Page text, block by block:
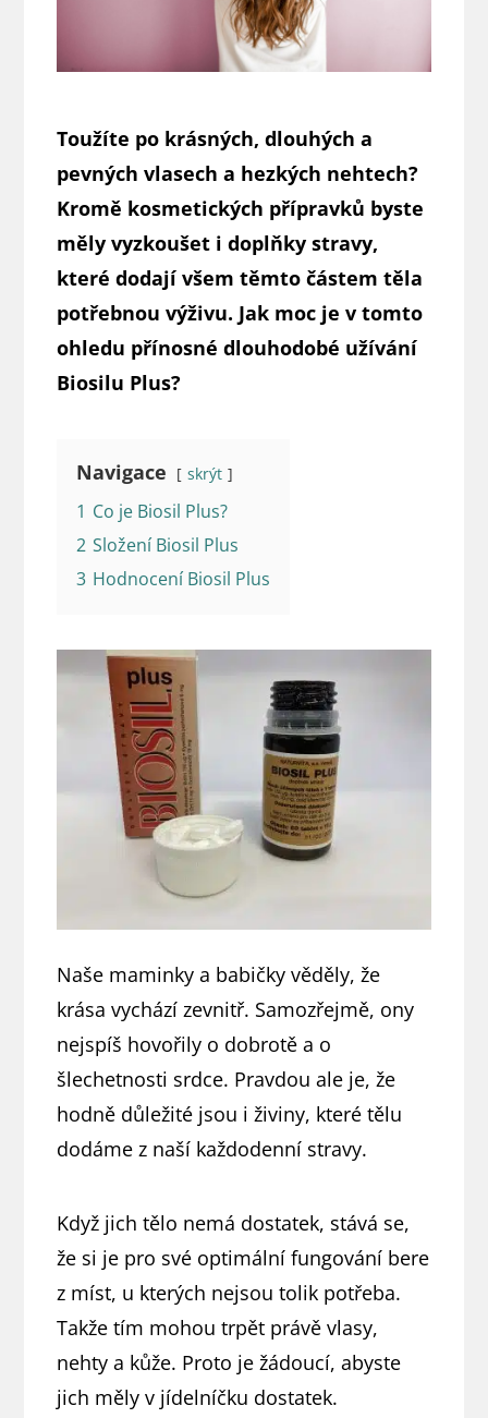
Toužíte po krásných, dlouhých a
pevných vlasech a hezkých nehtech?
Kromě kosmetických přípravků byste
měly vyzkoušet i doplňky stravy,
které dodají všem těmto částem těla
potřebnou výživu. Jak moc je v tomto
ohledu přínosné dlouhodobé užívání
Biosilu Plus?
Navigace skrýt
1 Co je Biosil Plus?
2 Složení Biosil Plus
3 Hodnocení Biosil Plus
Naše maminky a babičky věděly, že
krása vychází zevnitř. Samozřejmě, ony
nejspíš hovořily o dobrotě a o
šlechetnosti srdce. Pravdou ale je, že
hodně důležité jsou i živiny, které tělu
dodáme z naší každodenní stravy.
Když jich tělo nemá dostatek, stává se,
že si je pro své optimální fungování bere
z míst, u kterých nejsou tolik potřeba.
Takže tím mohou trpět právě vlasy,
nehty a kůže. Proto je žádoucí, abyste
jich měly v jídelníčku dostatek.